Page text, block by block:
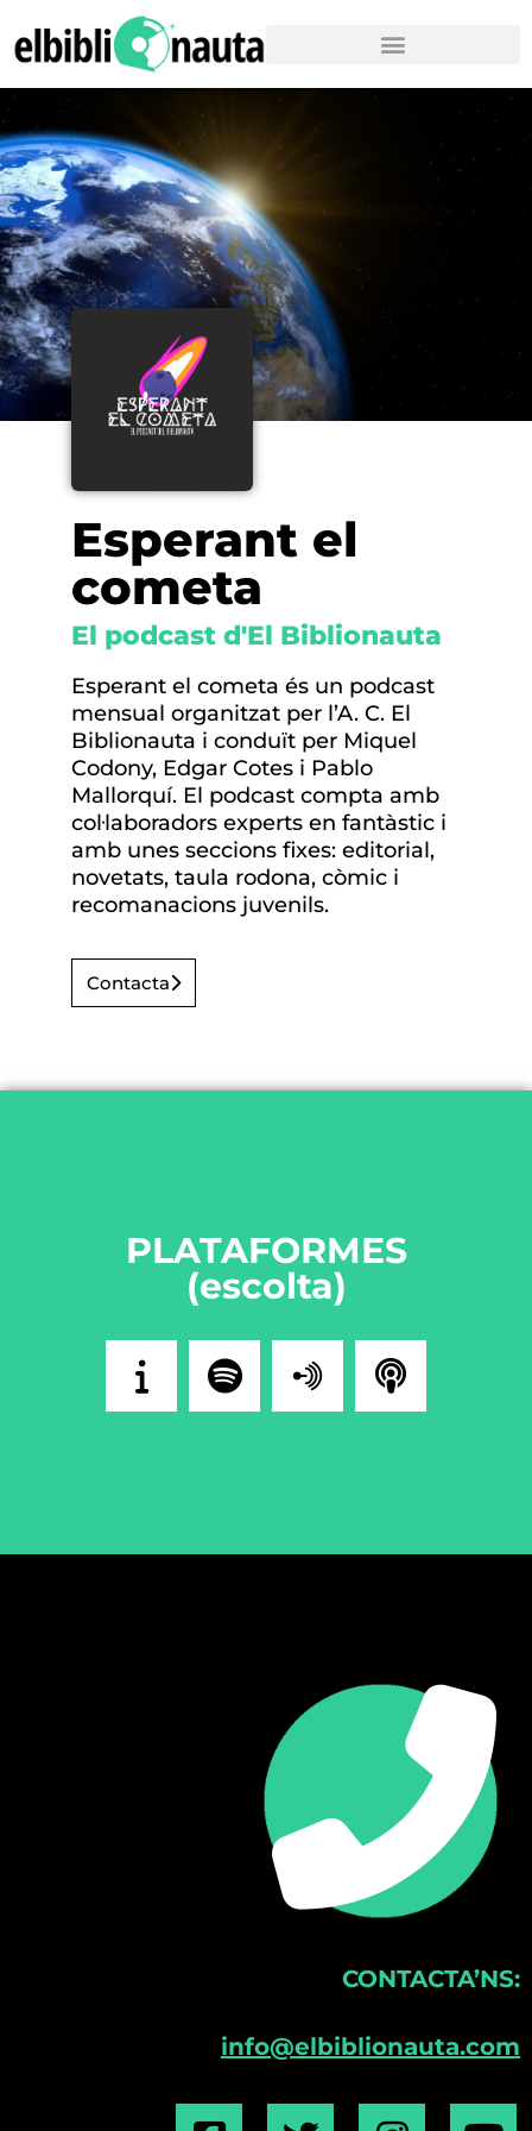
Esperant el
cometa
El podcast d'El Biblionauta
Esperant el cometa és un podcast
mensual organitzat per l’A. C. El
Biblionauta i conduït per Miquel
Codony, Edgar Cotes i Pablo
Mallorquí. El podcast compta amb
col·laboradors experts en fantàstic i
amb unes seccions fixes: editorial,
novetats, taula rodona, còmic i
recomanacions juvenils.
Contacta
PLATAFORMES
(escolta)
CONTACTA’NS:
info@elbiblionauta.com